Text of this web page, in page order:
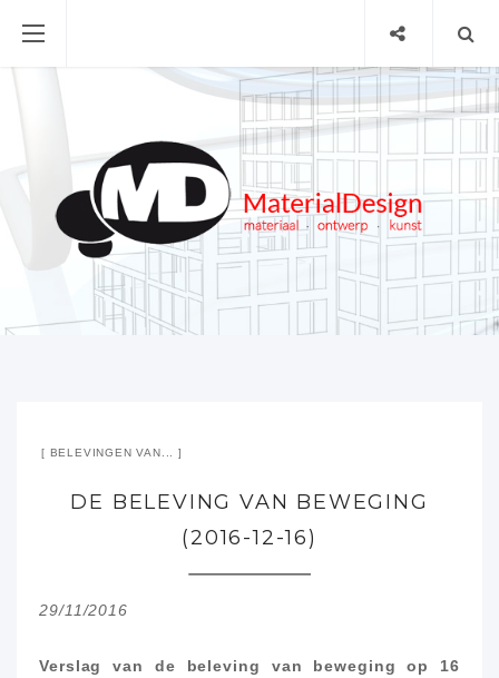
BELEVINGEN VAN...
DE BELEVING VAN BEWEGING
(2016-12-16)
29/11/2016
Verslag van de beleving van beweging op 16